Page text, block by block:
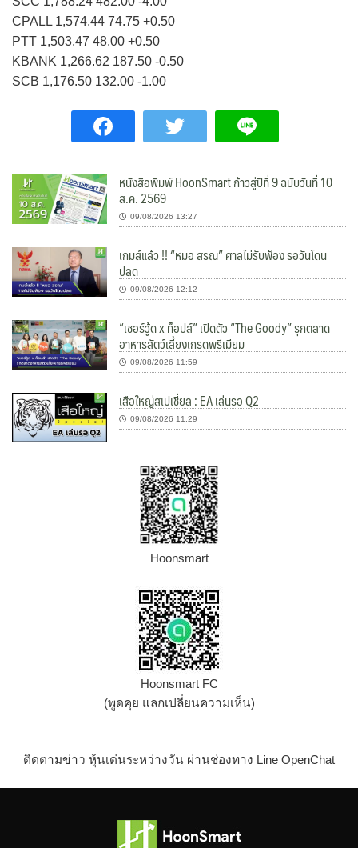
CPALL 1,574.44 74.75 +0.50
PTT 1,503.47 48.00 +0.50
KBANK 1,266.62 187.50 -0.50
SCB 1,176.50 132.00 -1.00
หนังสือพิมพ์ HoonSmart ก้าวสู่ปีที่ 9 ฉบับวันที่ 10
ส.ค. 2569
09/08/2026 13:27
เกมส์แล้ว !! “หมอ สรณ” ศาลไม่รับฟ้อง รอวันโดน
ปลด
09/08/2026 12:12
“เชอร์วู้ด x ท็อปส์” เปิดตัว “The Goody” รุกตลาด
อาหารสัตว์เลี้ยงเกรดพรีเมียม
09/08/2026 11:59
เสือใหญ่สเปเชี่ยล : EA เล่นรอ Q2
09/08/2026 11:29
Hoonsmart
Hoonsmart FC
(พูดคุย แลกเปลี่ยนความเห็น)
ติดตามข่าว หุ้นเด่นระหว่างวัน ผ่านช่องทาง Line OpenChat